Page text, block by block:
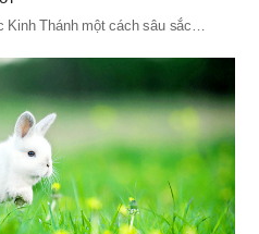
Kinh Thánh một cách sâu sắc…